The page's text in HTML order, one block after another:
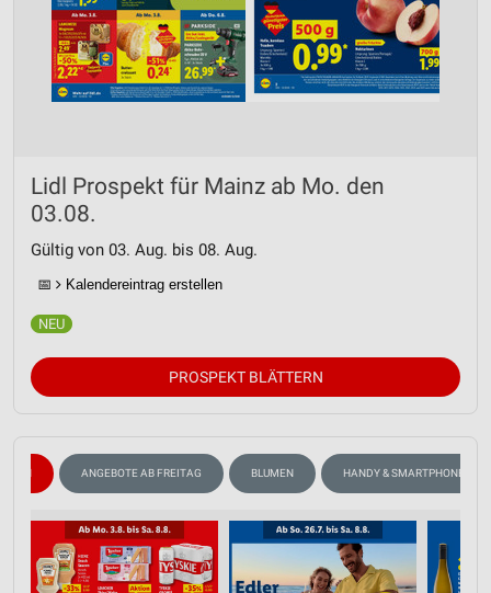
Lidl Prospekt für Mainz ab Mo. den
03.08.
Gültig von 03. Aug. bis 08. Aug.
📅 Kalendereintrag erstellen
PROSPEKT BLÄTTERN
WEIN ANGEBOTE AB FREITAG BLUMEN HANDY & SMARTPHONE